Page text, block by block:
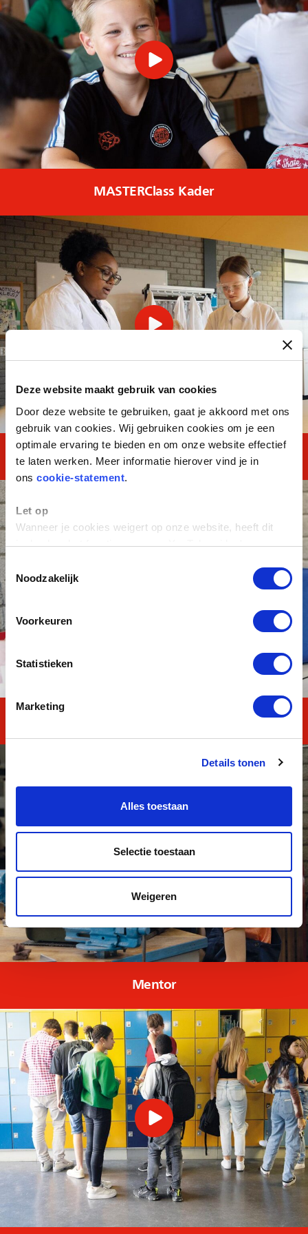
Deze website maakt gebruik van cookies
Door deze website te gebruiken, gaat je akkoord met ons
gebruik van cookies. Wij gebruiken cookies om je een
optimale ervaring te bieden en om onze website effectief
te laten werken. Meer informatie hierover vind je in
ons cookie-statement.
Let op
Wanneer je cookies weigert op onze website, heeft dit
invloed op het functioneren van YouTube-video's.
Noodzakelijk
Voorkeuren
Statistieken
Marketing
Details tonen
Alles toestaan
Selectie toestaan
Weigeren
MASTERClass Kader
MAVO TOTAAL
Mentor